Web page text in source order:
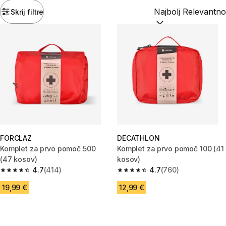
Skrij filtre Razvrsti po:
FORCLAZ
Komplet za prvo pomoč 500
(47 kosov)
4.7
4.7 od 5 zvezdic from 414 ocene
(414)
19,99 €
DECATHLON
Komplet za prvo pomoč 100 (41
kosov)
4.7
4.7 od 5 zvezdic from 760
(760)
12,99 €